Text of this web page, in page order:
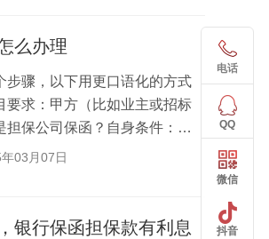
么办理
步骤，以下用更口语化的方式
要求：甲方（比如业主或招标
保公司保函？自身条件：公
03月07日
银行保函担保款有利息
电话
QQ
微信
抖音